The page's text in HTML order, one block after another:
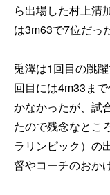
ら出場した村上清
は3m63で7位だっ
兎澤は1回目の跳
回目には4m33ま
かなかったが、試
たので残念なとこ
ラリンピック）の
督やコーチのおか